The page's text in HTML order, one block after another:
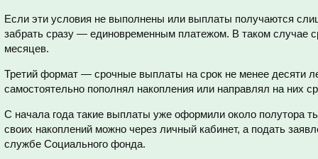
Если эти условия не выполнены или выплаты получаются
забрать сразу — единовременным платежом. В таком случае
месяцев.
Третий формат — срочные выплаты на срок не менее десяти
самостоятельно пополнял накопления или направлял на них
С начала года такие выплаты уже оформили около полутора
своих накоплений можно через личный кабинет, а подать
службе Социального фонда.